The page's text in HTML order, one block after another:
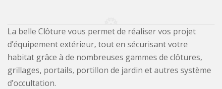
La belle Clôture vous permet de réaliser vos projet
d’équipement extérieur, tout en sécurisant votre
habitat grâce à de nombreuses gammes de clôtures,
grillages, portails, portillon de jardin et autres système
d’occultation.